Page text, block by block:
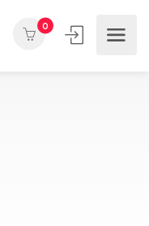
0